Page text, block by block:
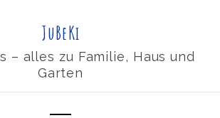
JuBeKi
– alles zu Familie, Haus und
Garten